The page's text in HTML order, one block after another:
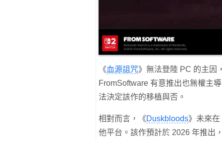
《血源詛咒》無法登陸 PC 的主因
FromSoftware 有意推出也無權主
法決定該作的移植與否。
相對而言，《Duskbloods》未來
他平台。該作預計於 2026 年推出